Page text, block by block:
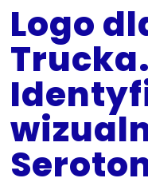
Logo
Trucka.